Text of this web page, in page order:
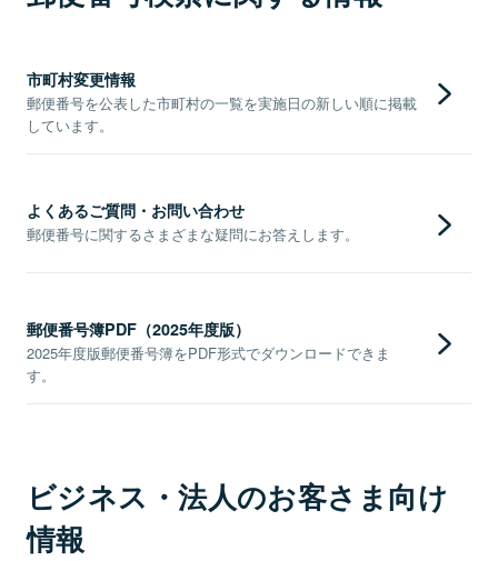
市町村変更情報
郵便番号を公表した市町村の一覧を実施日の新しい順に掲載
しています。
よくあるご質問・お問い合わせ
郵便番号に関するさまざまな疑問にお答えします。
郵便番号簿PDF（2025年度版）
2025年度版郵便番号簿をPDF形式でダウンロードできま
す。
ビジネス・法人のお客さま向け
情報